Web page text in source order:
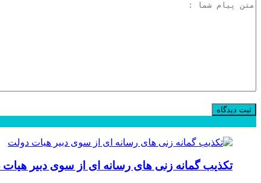
تکذیب گمانه زنی های رسانه ای از سوی دبیر